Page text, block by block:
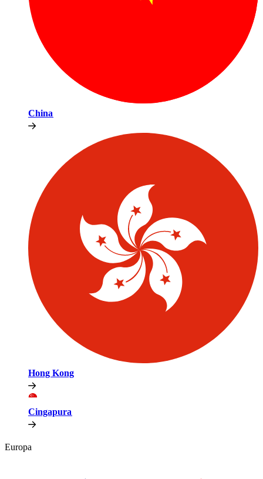
China​​
Hong Kong​​
Cingapura​​
Europa​​